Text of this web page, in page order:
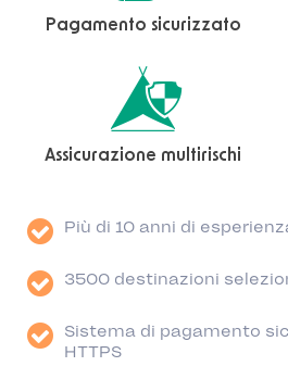
Pagamento sicurizzato
Assicurazione multirischi
Più di 10 anni di
3500 destinazioni
Sistema di pagamento
HTTPS